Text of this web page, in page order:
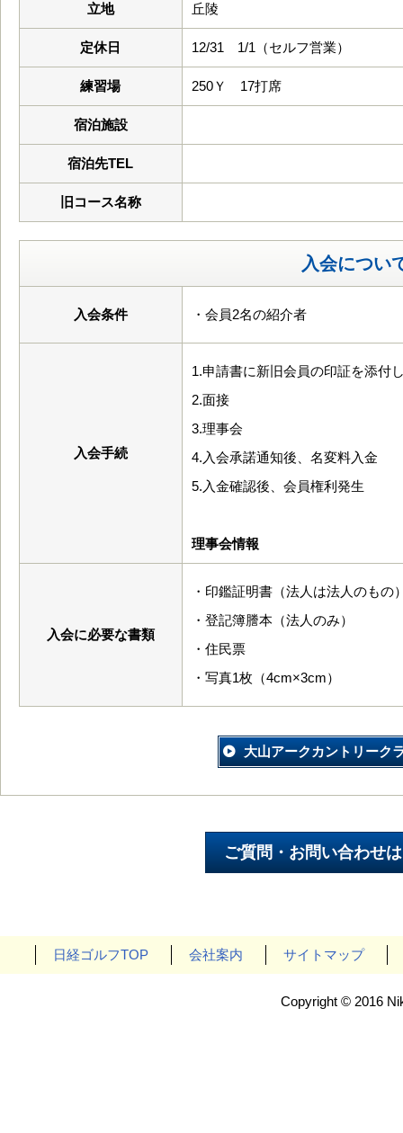
立地 丘陵
定休日 12/31 1/1（セルフ営業）
練習場 250Ｙ 17打席
宿泊施設
宿泊先TEL
旧コース名称
入会につい
入会条件 ・会員2名の紹介者
入会手続
1.申請書に新旧会員の印証を添付
2.面接
3.理事会
4.入会承諾通知後、名変料入金
5.入金確認後、会員権利発生
理事会情報
入会に必要な書類
・印鑑証明書（法人は法人のもの
・登記簿謄本（法人のみ）
・住民票
・写真1枚（4cm×3cm）
大山アークカントリーク
日経ゴルフTOP 会社案内 サイトマップ
Copyright © 2016